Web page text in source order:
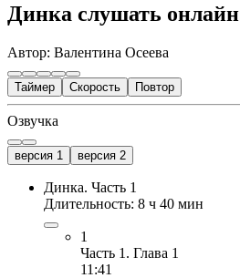
Динка слушать онлайн
Автор: Валентина Осеева
Таймер Скорость Повтор
Озвучка
версия 1 версия 2
Динка. Часть 1
Длительность: 8 ч 40 мин
1
Часть 1. Глава 1
11:41